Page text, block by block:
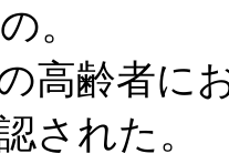
。
高齢者に
された。